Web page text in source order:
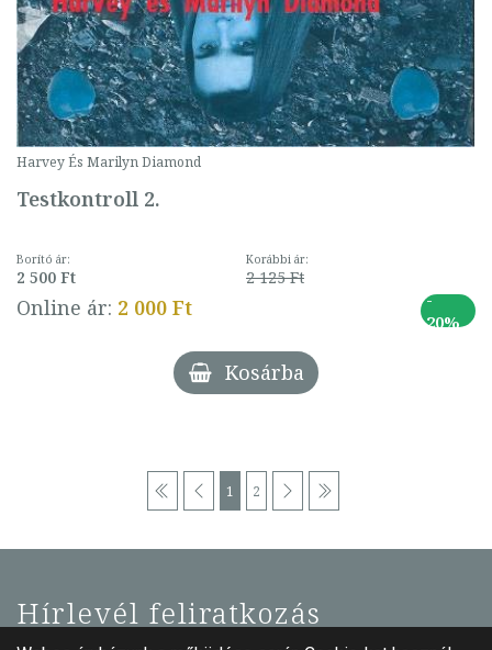
Harvey És Marilyn Diamond
Testkontroll 2.
Borító ár:
2 500 Ft
Korábbi ár:
2 125 Ft
Online ár: 2 000 Ft
-
20%
Kosárba
1 2
Hírlevél feliratkozás